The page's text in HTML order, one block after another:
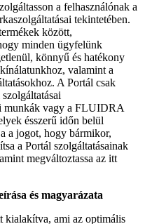
a felhasználónak a
tekintetében.
között,
minden ügyfelünk
könnyű és hatékony
valamint a
A Portál csak
munkák vagy a FLUIDRA
ésszerű időn belül
a jogot, hogy bármikor,
a Portál szolgáltatásainak
megváltoztassa az itt
és magyarázata
kialakítva, ami az optimális